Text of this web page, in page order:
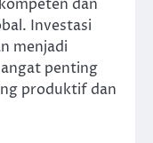
dan
Investasi
menjadi
penting
produktif dan